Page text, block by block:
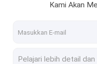
Kamar Mandi
Kamar Mandi
Kami Akan